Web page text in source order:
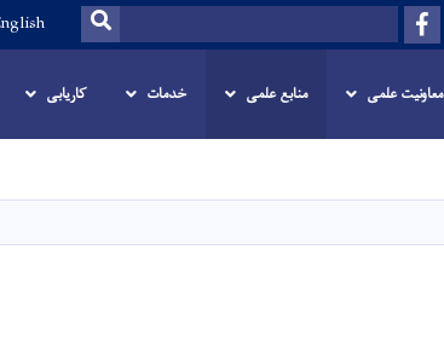
Youtube
Facebook
Search
SEARCH
معاونیت علمی منابع علمی خدمات کاریابی